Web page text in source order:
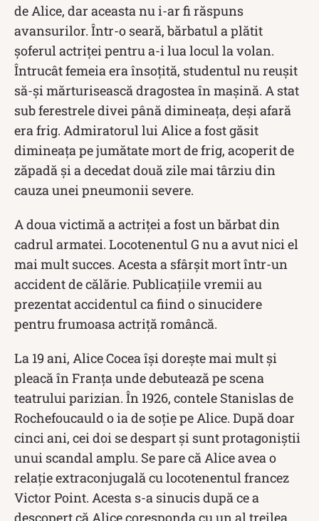
de Alice, dar aceasta nu i-ar fi răspuns
avansurilor. Într-o seară, bărbatul a plătit
şoferul actriţei pentru a-i lua locul la volan.
Întrucât femeia era însoțită, studentul nu reuşit
să-şi mărturisească dragostea în maşină. A stat
sub ferestrele divei până dimineața, deși afară
era frig. Admiratorul lui Alice a fost găsit
dimineaţa pe jumătate mort de frig, acoperit de
zăpadă şi a decedat două zile mai târziu din
cauza unei pneumonii severe.
A doua victimă a actriței a fost un bărbat din
cadrul armatei. Locotenentul G nu a avut nici el
mai mult succes. Acesta a sfârşit mort într-un
accident de călărie. Publicațiile vremii au
prezentat accidentul ca fiind o sinucidere
pentru frumoasa actriţă româncă.
La 19 ani, Alice Cocea își dorește mai mult și
pleacă în Franța unde debutează pe scena
teatrului parizian. În 1926, contele Stanislas de
Rochefoucauld o ia de soție pe Alice. După doar
cinci ani, cei doi se despart și sunt protagoniștii
unui scandal amplu. Se pare că Alice avea o
relație extraconjugală cu locotenentul francez
Victor Point. Acesta s-a sinucis după ce a
descopert că Alice coresponda cu un al treilea